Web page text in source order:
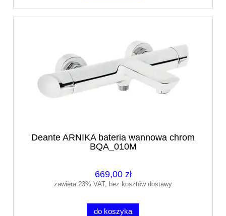
Deante ARNIKA bateria wannowa chrom
BQA_010M
669,00 zł
zawiera 23% VAT, bez kosztów dostawy
do koszyka